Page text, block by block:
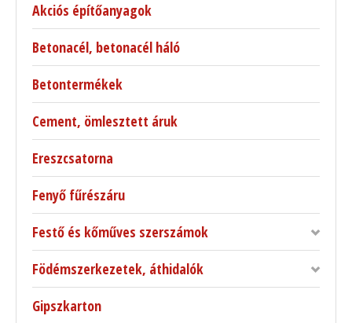
Akciós építőanyagok
Betonacél, betonacél háló
Betontermékek
Cement, ömlesztett áruk
Ereszcsatorna
Fenyő fűrészáru
Festő és kőműves szerszámok
Födémszerkezetek, áthidalók
Gipszkarton